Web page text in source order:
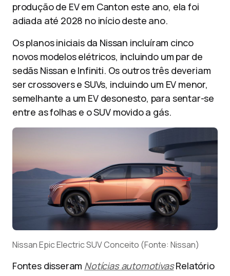
produção de EV em Canton este ano, ela foi
adiada até 2028 no início deste ano.
Os planos iniciais da Nissan incluíram cinco
novos modelos elétricos, incluindo um par de
sedãs Nissan e Infiniti. Os outros três deveriam
ser crossovers e SUVs, incluindo um EV menor,
semelhante a um EV desonesto, para sentar-se
entre as folhas e o SUV movido a gás.
Nissan Epic Electric SUV Conceito (Fonte: Nissan)
Fontes disseram Notícias automotivasRelatório